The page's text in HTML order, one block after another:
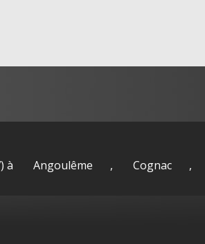
de
à Angoulême , Cognac ,